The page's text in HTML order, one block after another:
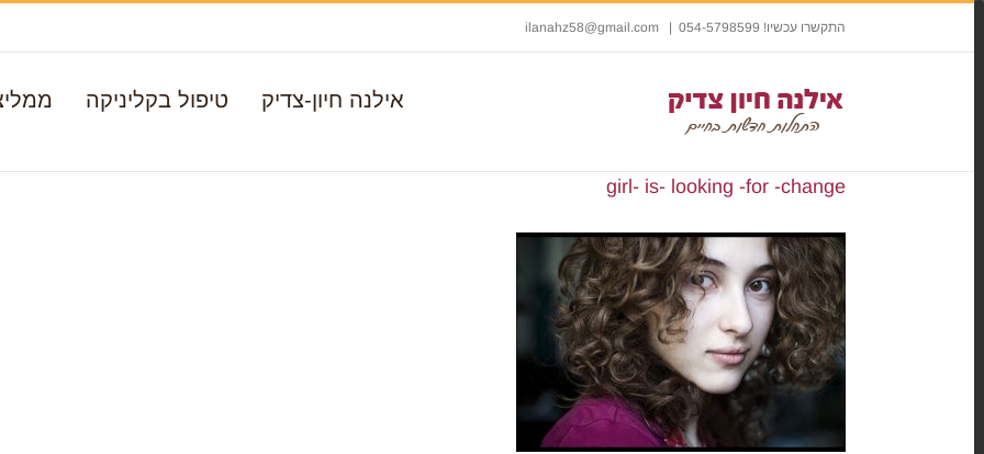
התקשרו עכשיו! 054-5798599 |
ilanahz58@gmail.com
אילנה חיון-צדיק טיפול בקליניקה
girl- is- looking -for -change